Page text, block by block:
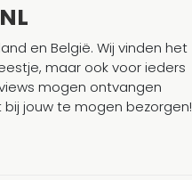
en België. Wij vinden het
maar ook voor ieders
mogen ontvangen
jouw te mogen bezorgen!